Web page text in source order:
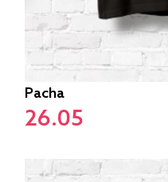
Pacha
26.05